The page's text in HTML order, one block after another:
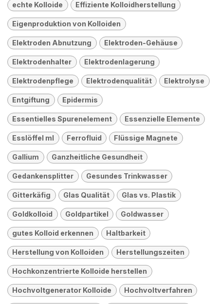
echte Kolloide Effiziente Kolloidherstellung
Eigenproduktion von Kolloiden
Elektroden Abnutzung Elektroden-Gehäuse
Elektrodenhalter Elektrodenlagerung
Elektrodenpflege Elektrodenqualität Elektrolyse
Entgiftung Epidermis
Essentielles Spurenelement Essenzielle Elemente
Esslöffel ml Ferrofluid Flüssige Magnete
Gallium Ganzheitliche Gesundheit
Gedankensplitter Gesundes Trinkwasser
Gitterkäfig Glas Qualität Glas vs. Plastik
Goldkolloid Goldpartikel Goldwasser
gutes Kolloid erkennen Haltbarkeit
Herstellung von Kolloiden Herstellungszeiten
Hochkonzentrierte Kolloide herstellen
Hochvoltgenerator Kolloide Hochvoltverfahren